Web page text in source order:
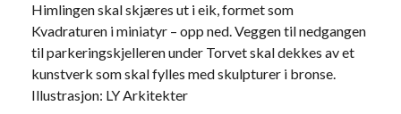
Himlingen skal skjæres ut i eik, formet som
Kvadraturen i miniatyr – opp ned. Veggen til nedgangen
til parkeringskjelleren under Torvet skal dekkes av et
kunstverk som skal fylles med skulpturer i bronse.
Illustrasjon: LY Arkitekter